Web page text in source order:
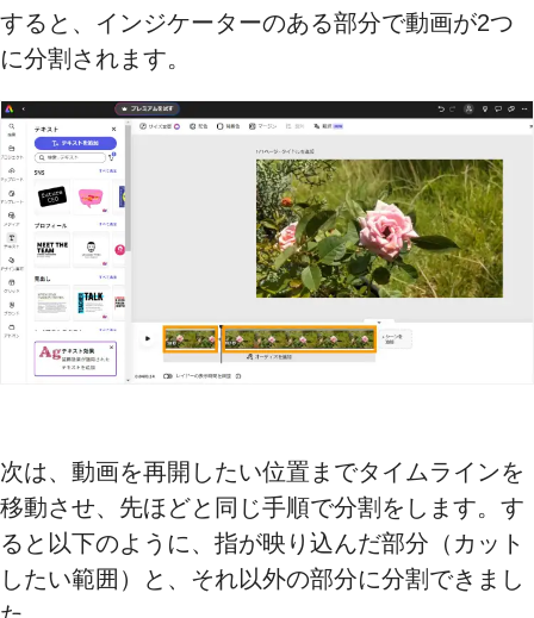
すると、インジケーターのある部分で動画が2つ
に分割されます。
次は、動画を再開したい位置までタイムラインを
移動させ、先ほどと同じ手順で分割をします。す
ると以下のように、指が映り込んだ部分（カット
したい範囲）と、それ以外の部分に分割できまし